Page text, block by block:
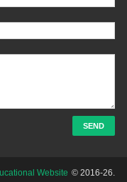
Website © 2016-26.